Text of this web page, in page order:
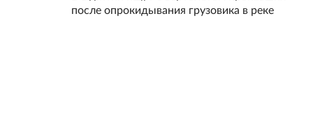
после опрокидывания грузовика в реке